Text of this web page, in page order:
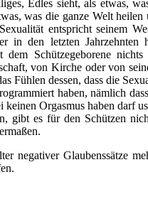
Edles sieht, als etwas,
was die ganze Welt
entspricht seinem
in den letzten Jahrzehnten
Schützegeborene
von Kirche oder von
Fühlen dessen, dass die
haben, nämlich
Orgasmus haben darf
gibt es für den Schützen
negativer Glaubenssätze